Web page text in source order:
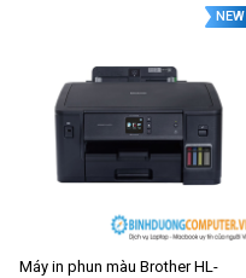
NEW
Máy in phun màu Brother HL-